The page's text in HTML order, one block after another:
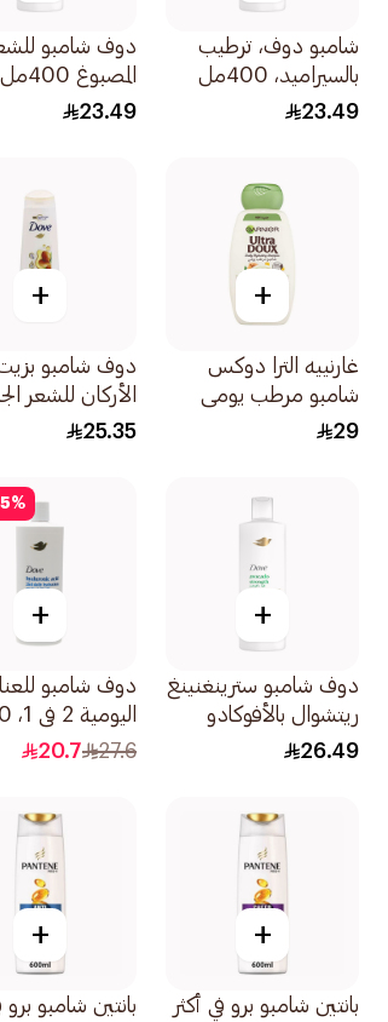
شامبو دوف، ترطيب
بالسيراميد، 400مل
23.49
دوف شامبو
المصبوغ 400مل
23.49
+
غارنييه الترا دوكس
شامبو مرطب يومي
مغذي بحليب اللوز
29
+
دوف شامبو
الأركان للشعر
400مل
25.35
+
دوف شامبو سترينغنينغ
ريتشوال بالأفوكادو
400مل
26.49
%
+
دوف شامبو
اليومية 2 في 1، 590مل
27.6
20.7
+
بانتين شامبو برو في أكثر
+
بانتين شامبو